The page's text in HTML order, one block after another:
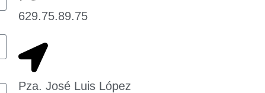
629.75.89.75
Pza. José Luis López